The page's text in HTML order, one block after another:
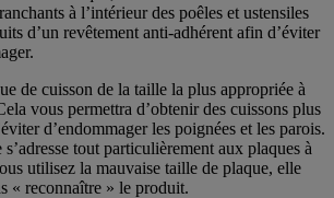
à l’intérieur des poêles et ustensiles
d’un revêtement anti-adhérent afin d’éviter
de cuisson de la taille la plus appropriée à
vous permettra d’obtenir des cuissons plus
d’endommager les poignées et les parois.
s’adresse tout particulièrement aux plaques à
utilisez la mauvaise taille de plaque, elle
« reconnaître » le produit.